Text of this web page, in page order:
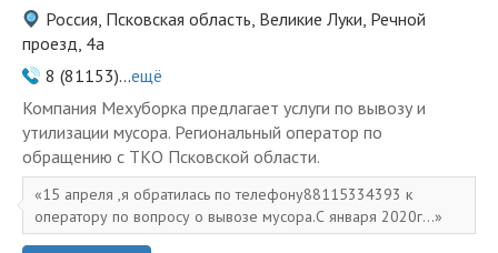
Россия, Псковская область, Великие Луки, Речной
проезд, 4а
8 (81153)...ещё
Компания Мехуборка предлагает услуги по вывозу и
утилизации мусора. Региональный оператор по
обращению с ТКО Псковской области.
15 апреля ,я обратилась по телефону88115334393 к
оператору по вопросу о вывозе мусора.С января 2020г...